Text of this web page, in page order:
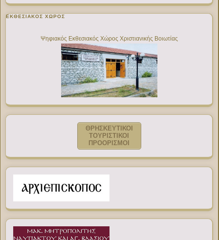
ΕΚΘΕΣΙΑΚΌΣ ΧΏΡΟΣ
Ψηφιακός Εκθεσιακός Χώρος Χριστιανικής Βοιωτίας
ΘΡΗΣΚΕΥΤΙΚΟΙ
ΤΟΥΡΙΣΤΙΚΟΙ
ΠΡΟΟΡΙΣΜΟΙ